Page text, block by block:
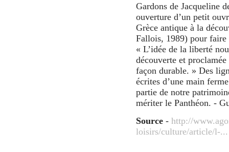
Gardons de Jacqueline
ouverture d’un petit
Grèce antique à la
Fallois, 1989) pour faire
« L’idée de la liberté
découverte et
façon durable. » Des
écrites d’une main
partie de notre
mériter le Panthéon. -
Source - http://
loisirs/culture/article/l-...